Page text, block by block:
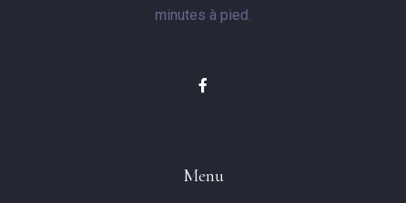
minutes à pied.
Menu